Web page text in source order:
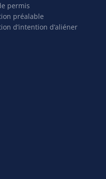
permis
préalable
d’intention d’aliéner